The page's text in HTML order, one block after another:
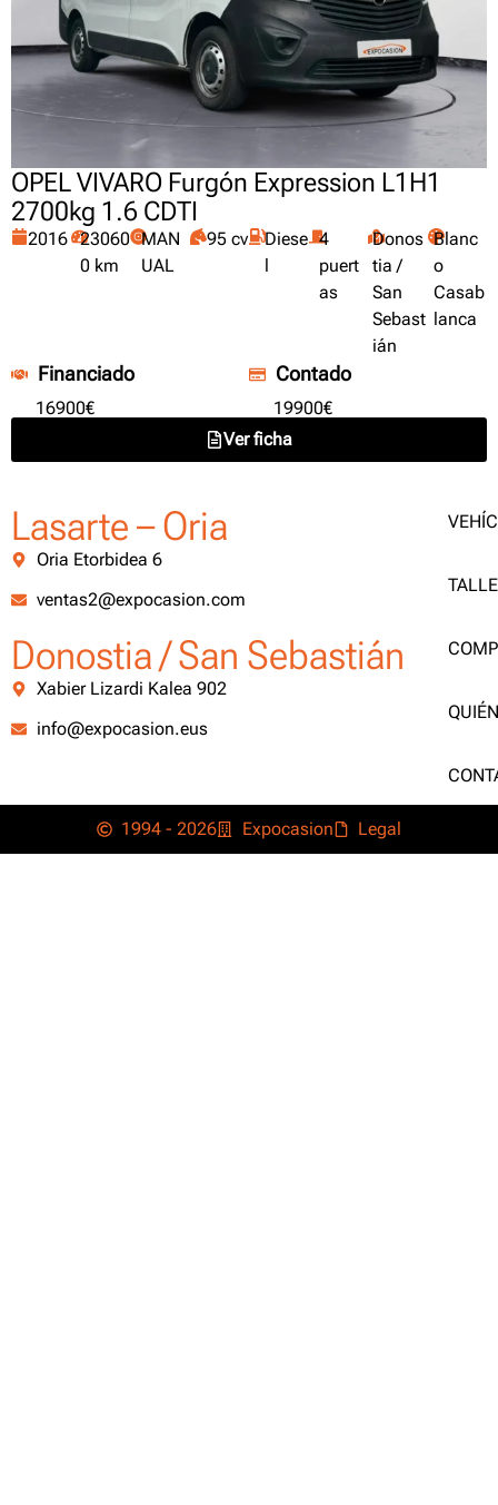
OPEL VIVARO Furgón Expression L1H1
2700kg 1.6 CDTI
2016 23060
0 km
MAN
UAL
95 cv
Diese 4
puert
as
Donos
tia /
San
Sebast
ián
Blanc
o
Casab
lanca
Financiado
16900€
Contado
19900€
Ver ficha
Lasarte – Oria
Oria Etorbidea 6
ventas2@expocasion.com
Donostia / San Sebastián
Xabier Lizardi Kalea 902
info@expocasion.eus
1994 - 2026 Expocasion Legal